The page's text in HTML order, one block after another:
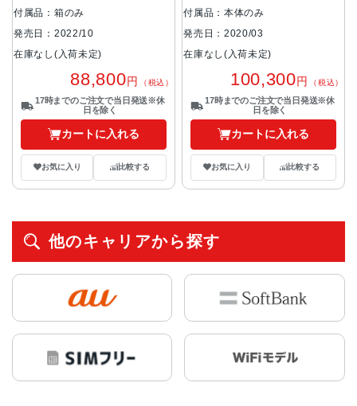
付属品：箱のみ
発売日：2022/10
在庫なし(入荷未定)
88,800円 （税込）
17時までのご注文で当日発送※休
日を除く
カートに入れる
お気に入り 比較する
付属品：本体のみ
発売日：2020/03
在庫なし(入荷未定)
100,300円 （税込）
17時までのご注文で当日発送※休
日を除く
カートに入れる
お気に入り 比較する
他のキャリアから探す